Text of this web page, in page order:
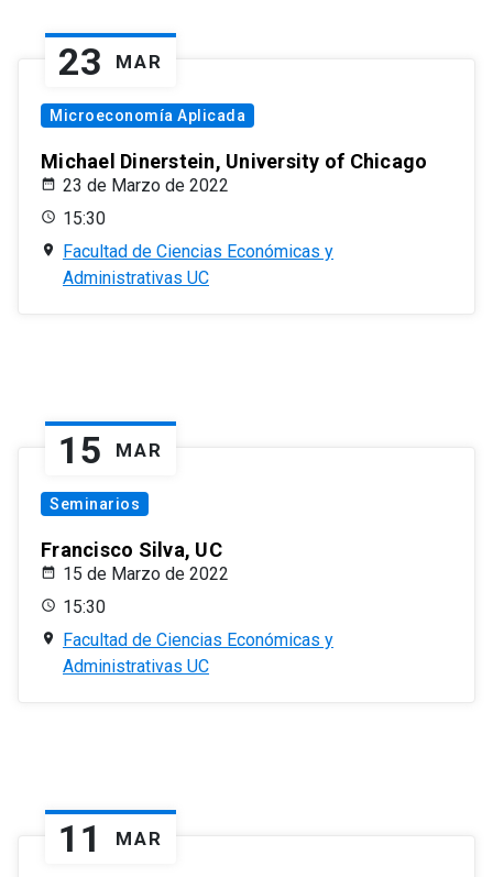
23 MAR
Microeconomía Aplicada
Michael Dinerstein, University of Chicago
23 de Marzo de 2022
15:30
Facultad de Ciencias Económicas y
Administrativas UC
15 MAR
Seminarios
Francisco Silva, UC
15 de Marzo de 2022
15:30
Facultad de Ciencias Económicas y
Administrativas UC
11 MAR